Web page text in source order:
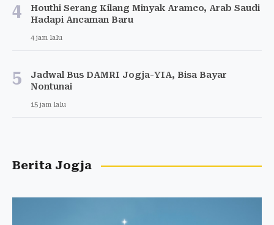
4
Houthi Serang Kilang Minyak Aramco, Arab Saudi
Hadapi Ancaman Baru
4 jam lalu
5
Jadwal Bus DAMRI Jogja-YIA, Bisa Bayar
Nontunai
15 jam lalu
Berita Jogja